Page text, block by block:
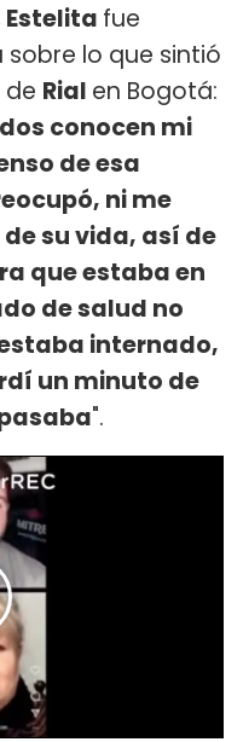
Estelita fue
lo que sintió
Rial en Bogotá:
conocen mi
de esa
ni me
su vida, así de
que estaba en
de salud no
internado,
un minuto de
".